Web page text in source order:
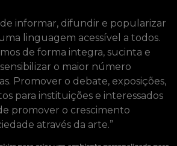
de informar, difundir e popularizar
linguagem acessível a todos.
de forma integra, sucinta e
o maior número
Promover o debate, exposições,
para instituições e interessados
promover o crescimento
através da arte.”